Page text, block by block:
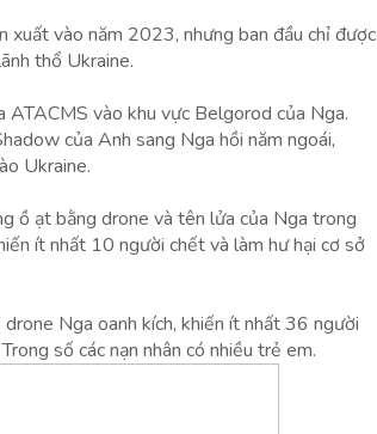
xuất vào năm 2023, nhưng ban đầu chỉ được
thổ Ukraine.
vào khu vực Belgorod của Nga.
của Anh sang Nga hồi năm ngoái,
Ukraine.
ồ ạt bằng drone và tên lửa của Nga trong
ít nhất 10 người chết và làm hư hại cơ sở
Nga oanh kích, khiến ít nhất 36 người
số các nạn nhân có nhiều trẻ em.